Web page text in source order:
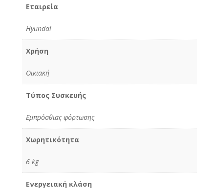
Εταιρεία
Hyundai
Χρήση
Οικιακή
Τύπος Συσκευής
Εμπρόσθιας φόρτωσης
Χωρητικότητα
6 kg
Ενεργειακή κλάση